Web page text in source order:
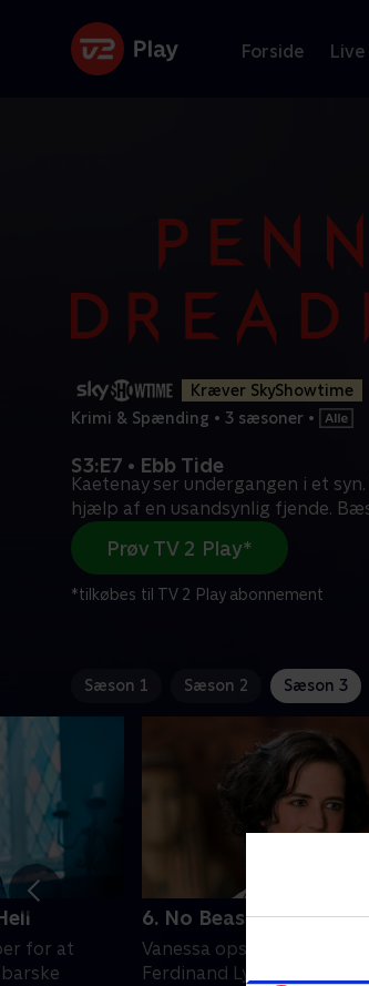
Forside Live
Kræver SkyShowtime
Krimi & Spænding • 3 sæsoner •
S3:E7 • Ebb Tide
Kaetenay ser undergangen i et
hjælp af en usandsynlig fjende.
Prøv TV 2 Play*
*tilkøbes til TV 2 Play abonnement
Sæson 1 Sæson 2 Sæson 3
for at
6. No Beast So Fierce
Vanessa opsøger til sin
Ferdinand Lyle for at få